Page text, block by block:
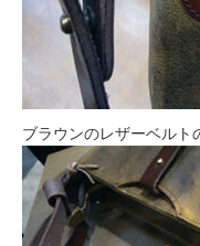
ブラウンのレザーベル